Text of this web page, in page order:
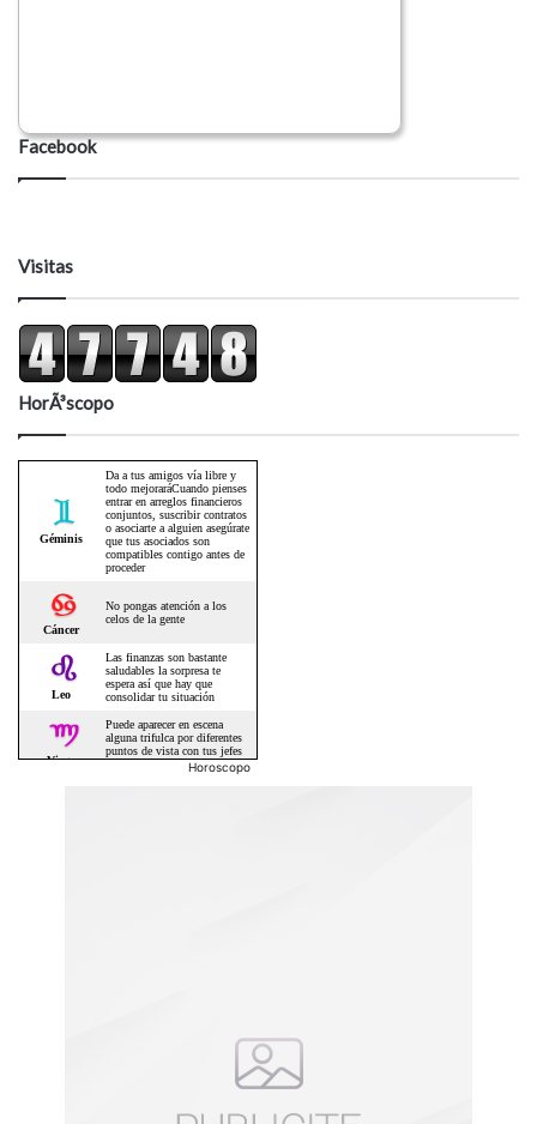
Facebook
Visitas
HorÃ³scopo
Horoscopo